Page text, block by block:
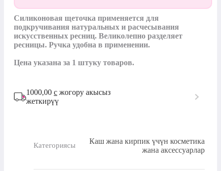
Силиконовая щеточка применяется для
подкручивания натуральных и расчесывания
искусственных ресниц. Великолепно разделяет
ресницы. Ручка удобна в применении.
Цена указана за 1 штуку товаров.
1000,00 с жогору акысыз
жеткирүү
Категориясы
Каш жана кирпик үчүн косметика
жана аксессуарлар